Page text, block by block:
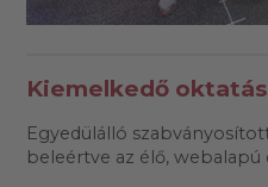
Kiemelkedő oktatás
Egyedülálló
beleértve az élő, webalapú